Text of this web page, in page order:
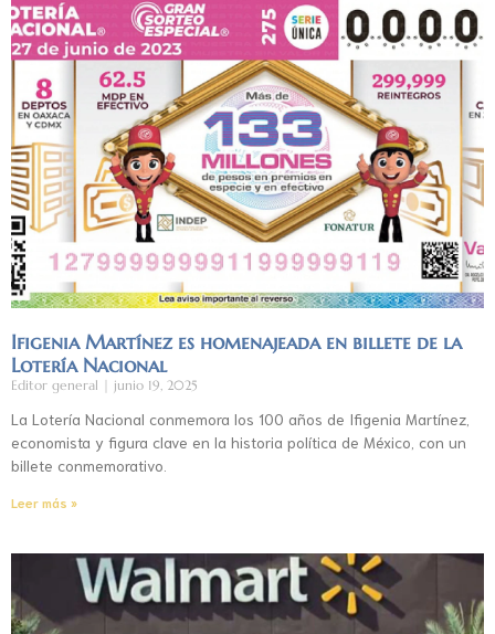
Ifigenia Martínez es homenajeada en billete de la
Lotería Nacional
Editor general junio 19, 2025
La Lotería Nacional conmemora los 100 años de Ifigenia Martínez,
economista y figura clave en la historia política de México, con un
billete conmemorativo.
Leer más »